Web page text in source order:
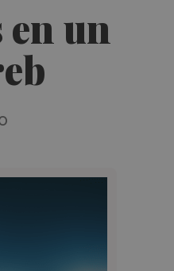
un